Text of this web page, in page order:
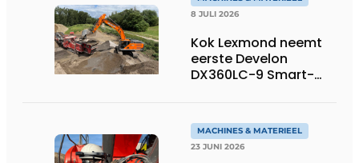
8 JULI 2026
Kok Lexmond neemt
eerste Develon
DX360LC-9 Smart-
MACHINES & MATERIEEL
23 JUNI 2026